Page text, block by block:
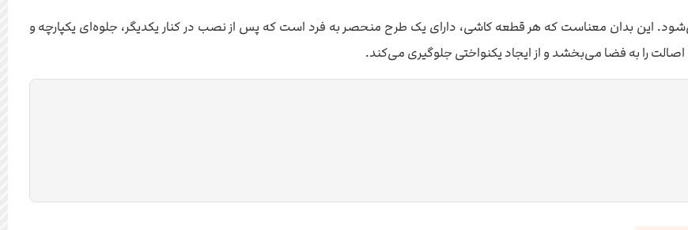
این بدان معناست که هر قطعه کاشی، دارای یک طرح منحصر به فرد است که پس از نصب در کنار یکدیگر، جلوه‌ای یکپارچه و
را به فضا می‌بخشد و از ایجاد یکنواختی جلوگیری می‌کند.